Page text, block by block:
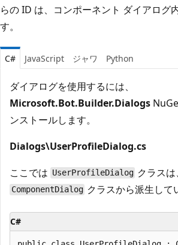
らの ID は、コンポーネント ダイアログ
す。
C# JavaScript ジャワ Python
ダイアログを使用するには、
Microsoft.Bot.Builder.Dialogs
ンストールします。
Dialogs\UserProfileDialog.cs
ここでは UserProfileDialog クラスは
ComponentDialog クラスから派生して
C#